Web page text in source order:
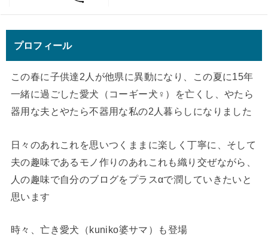
プロフィール
この春に子供達2人が他県に異動になり、この夏に15年
一緒に過ごした愛犬（コーギー犬♀）を亡くし、やたら
器用な夫とやたら不器用な私の2人暮らしになりました
日々のあれこれを思いつくままに楽しく丁寧に、そして
夫の趣味であるモノ作りのあれこれも織り交ぜながら、
人の趣味で自分のブログをプラスαで潤していきたいと
思います
時々、亡き愛犬（kuniko婆サマ）も登場